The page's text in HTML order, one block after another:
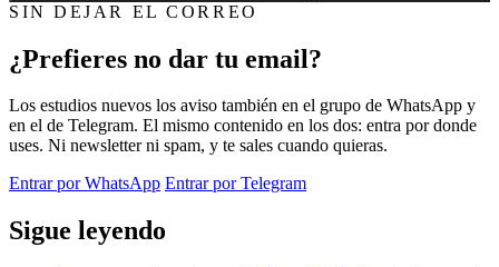
SIN DEJAR EL CORREO
¿Prefieres no dar tu email?
Los estudios nuevos los aviso también en el grupo de WhatsApp y
en el de Telegram. El mismo contenido en los dos: entra por donde
uses. Ni newsletter ni spam, y te sales cuando quieras.
Entrar por WhatsApp Entrar por Telegram
Sigue leyendo